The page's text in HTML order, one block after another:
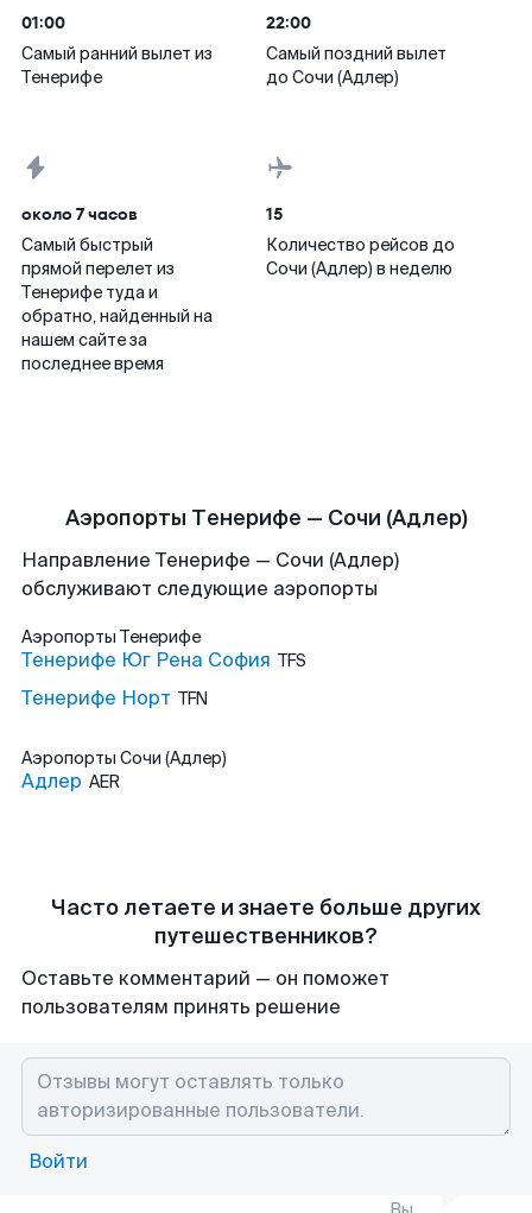
01:00
Самый ранний вылет из
Тенерифе
22:00
Самый поздний вылет
до Сочи (Адлер)
около 7 часов
Самый быстрый
прямой перелет из
Тенерифе туда и
обратно, найденный на
нашем сайте за
последнее время
15
Количество рейсов до
Сочи (Адлер) в неделю
Аэропорты Тенерифе — Сочи (Адлер)
Направление Тенерифе — Сочи (Адлер)
обслуживают следующие аэропорты
Аэропорты Тенерифе
Тенерифе Юг Рена София TFS
Тенерифе Норт TFN
Аэропорты Сочи (Адлер)
Адлер AER
Часто летаете и знаете больше других
путешественников?
Оставьте комментарий — он поможет
пользователям принять решение
Войти